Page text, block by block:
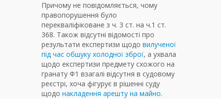
Причому не повідомляється, чому
правопорушення було
перекваліфіковане з ч. 3 ст. на ч.1 ст.
368. Також відсутні відомості про
результати експертизи щодо вилученої
під час обшуку холодної зброї, а ухвала
щодо експертизи предмету схожого на
гранату Ф1 взагалі відсутня в судовому
реєстрі, хоча фігурує в рішенні суду
щодо накладення арешту на майно.